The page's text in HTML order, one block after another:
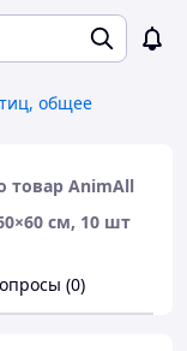
общее
товар AnimAll
см, 10 шт
(0)